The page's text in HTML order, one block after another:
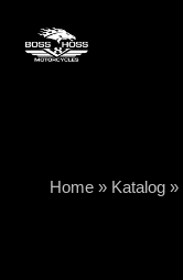
Home » Katalog »